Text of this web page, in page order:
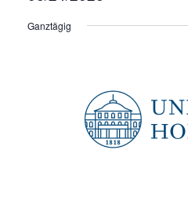
für
24.
wählen.
Ganztägig